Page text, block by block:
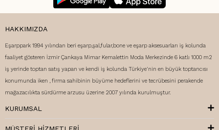
HAKKIMIZDA
Eşarppark 1994 yılından beri eşarp,şal,fular,bone ve eşarp aksesuarları iş kolunda
faaliyet gösteren İzmir Çankaya Mimar Kemalettin Moda Merkezinde 6 katlı 1000 m2
iş yerinde toptan satış yapan ve kendi iş kolunda Türkiye'nin en büyük toptancısı
konumunda iken , firma sahibinin büyüme hedeflerini ve tecrübesini perakende
mağazacılıkta sürdürme arzusu üzerine 2007 yılında kurulmuştur.
KURUMSAL